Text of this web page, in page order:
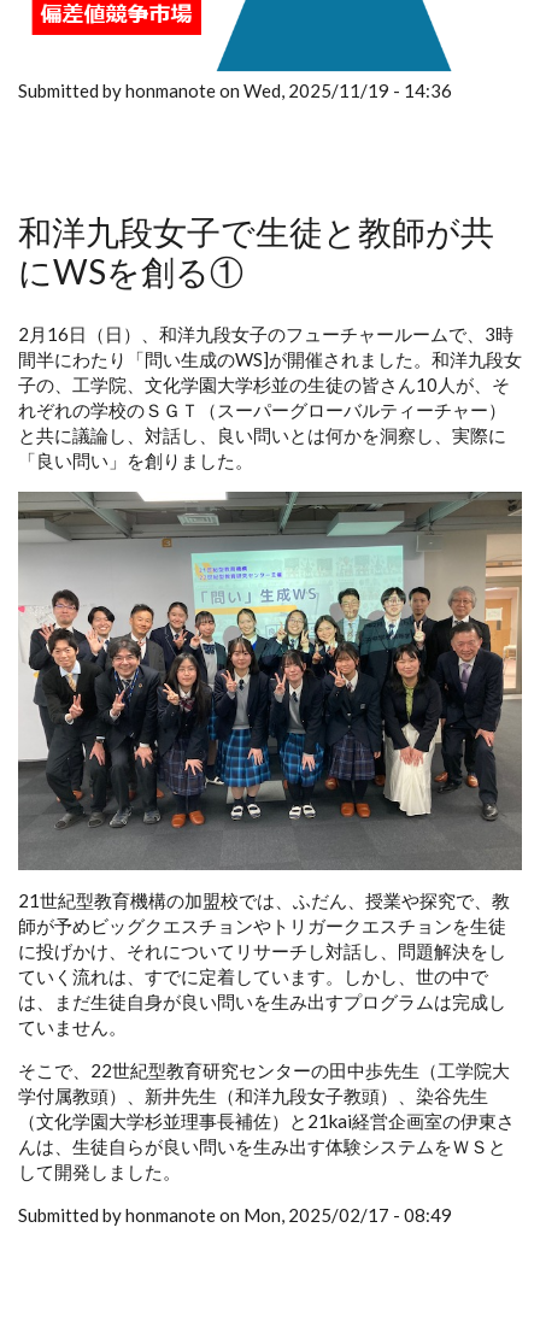
Submitted by honmanote on Wed, 2025/11/19 - 14:36
和洋九段女子で生徒と教師が共
にWSを創る①
2月16日（日）、和洋九段女子のフューチャールームで、3時
間半にわたり「問い生成のWS]が開催されました。和洋九段女
子の、工学院、文化学園大学杉並の生徒の皆さん10人が、そ
れぞれの学校のＳＧＴ（スーパーグローバルティーチャー）
と共に議論し、対話し、良い問いとは何かを洞察し、実際に
「良い問い」を創りました。
21世紀型教育機構の加盟校では、ふだん、授業や探究で、教
師が予めビッグクエスチョンやトリガークエスチョンを生徒
に投げかけ、それについてリサーチし対話し、問題解決をし
ていく流れは、すでに定着しています。しかし、世の中で
は、まだ生徒自身が良い問いを生み出すプログラムは完成し
ていません。
そこで、22世紀型教育研究センターの田中歩先生（工学院大
学付属教頭）、新井先生（和洋九段女子教頭）、染谷先生
（文化学園大学杉並理事長補佐）と21kai経営企画室の伊東さ
んは、生徒自らが良い問いを生み出す体験システムをＷＳと
して開発しました。
Submitted by honmanote on Mon, 2025/02/17 - 08:49